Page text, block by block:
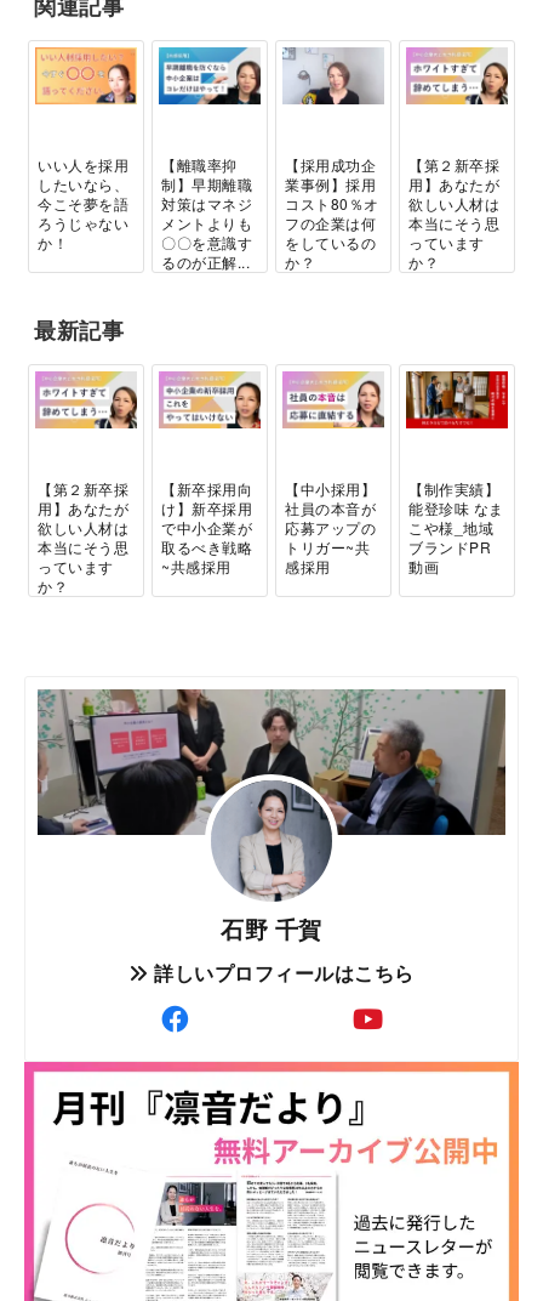
関連記事
いい人を採用
したいなら、
今こそ夢を語
ろうじゃない
か！
【離職率抑
制】早期離職
対策はマネジ
メントよりも
〇〇を意識す
るのが正解...
【採用成功企
業事例】採用
コスト80％オ
フの企業は何
をしているの
か？
【第２新卒採
用】あなたが
欲しい人材は
本当にそう思
っています
か？
最新記事
【第２新卒採
用】あなたが
欲しい人材は
本当にそう思
っています
か？
【新卒採用向
け】新卒採用
で中小企業が
取るべき戦略
~共感採用
【中小採用】
社員の本音が
応募アップの
トリガー~共
感採用
【制作実績】
能登珍味 なま
こや様_地域
ブランドPR
動画
石野 千賀
詳しいプロフィールはこちら